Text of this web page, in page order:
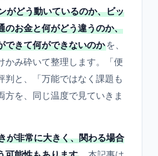
がどう動いているのか、ビッ
のお金と何がどう違うのか、
できて何ができないのか を、
かみ砕いて整理します。「便
判と、「万能ではなく課題も
方を、同じ温度で見ていきま
が非常に大きく、関わる場合